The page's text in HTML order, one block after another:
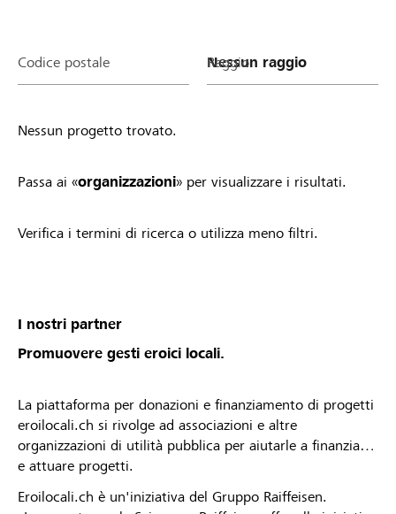
Codice postale Raggio
Nessun progetto trovato.
Passa ai «organizzazioni» per visualizzare i risultati.
Verifica i termini di ricerca o utilizza meno filtri.
I nostri partner
Promuovere gesti eroici locali.
La piattaforma per donazioni e finanziamento di progetti
eroilocali.ch si rivolge ad associazioni e altre
organizzazioni di utilità pubblica per aiutarle a finanziare
e attuare progetti.
Eroilocali.ch è un'iniziativa del Gruppo Raiffeisen.